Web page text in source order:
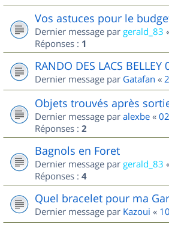
Vos astuces pour le
Dernier message par gerald_83
Réponses : 1
RANDO DES LACS BELLEY
Dernier message par Gatafan «
Objets trouvés après
Dernier message par alexbe «
Réponses : 2
Bagnols en Foret
Dernier message par gerald_83
Réponses : 4
Quel bracelet pour ma
Dernier message par Kazoui «